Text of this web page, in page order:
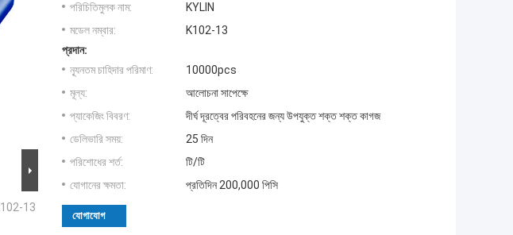
K102-13
পরিচিতিমুলক নাম:
KYLIN
মডেল নম্বার:
K102-13
প্রদান:
ন্যূনতম চাহিদার পরিমাণ:
10000pcs
মূল্য:
আলোচনা সাপেক্ষে
প্যাকেজিং বিবরণ:
দীর্ঘ দূরত্বের পরিবহনের জন্য উপযুক্ত শক্ত শক্ত কাগজ
ডেলিভারি সময়:
25 দিন
পরিশোধের শর্ত:
টি/টি
যোগানের ক্ষমতা:
প্রতিদিন 200,000 পিসি
যোগাযোগ